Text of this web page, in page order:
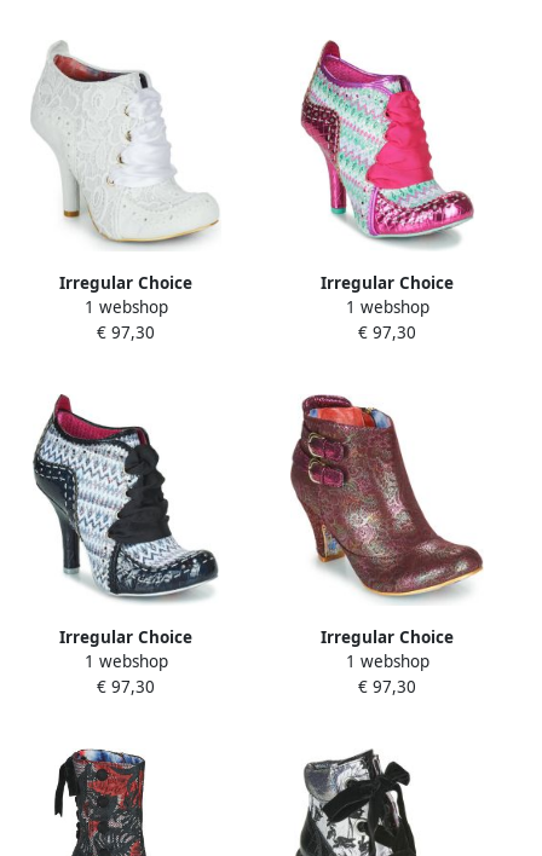
Irregular Choice
Enkellaarzen Abigail's 3rd
Party
1 webshop
€ 97,30
Irregular Choice
Enkellaarzen Abigail's 3rd
Party
1 webshop
€ 97,30
Irregular Choice
Enkellaarzen Abigail's 3rd
Party
1 webshop
€ 97,30
Irregular Choice
Enkellaarzen THINK ABOUT
IT
1 webshop
€ 97,30